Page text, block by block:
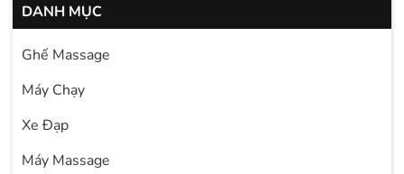
DANH MỤC
Ghế Massage
Máy Chạy
Xe Đạp
Máy Massage